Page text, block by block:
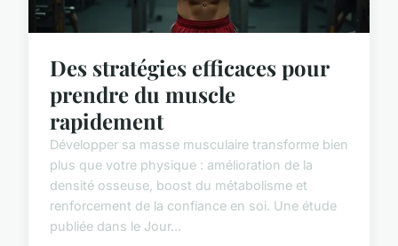
Des stratégies efficaces pour
prendre du muscle
rapidement
Développer sa masse musculaire transforme bien
plus que votre physique : amélioration de la
densité osseuse, boost du métabolisme et
renforcement de la confiance en soi. Une étude
publiée dans le Jour...